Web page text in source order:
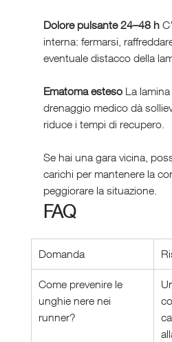
Dolore pulsante 24–48 h
interna: fermarsi,
eventuale distacco della
Ematoma esteso La
drenaggio medico dà
riduce i tempi di recupero.
Se hai una gara vicina,
carichi per mantenere la
peggiorare la situazione.
FAQ
Domanda
Come prevenire le
unghie nere nei
runner?